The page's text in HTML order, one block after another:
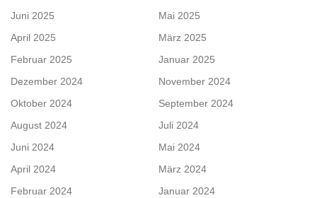
Juni 2025
Mai 2025
April 2025
März 2025
Februar 2025
Januar 2025
Dezember 2024
November 2024
Oktober 2024
September 2024
August 2024
Juli 2024
Juni 2024
Mai 2024
April 2024
März 2024
Februar 2024
Januar 2024